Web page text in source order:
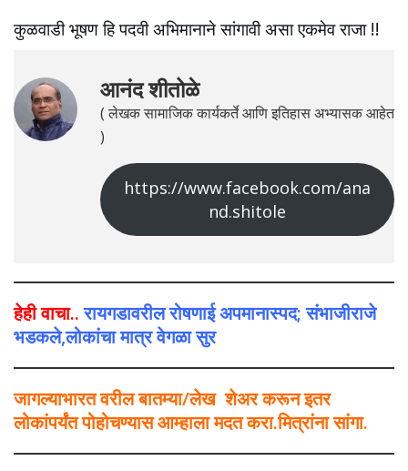
कुळवाडी भूषण हि पदवी अभिमानाने सांगावी असा एकमेव राजा !!
आनंद शीतोळे
( लेखक सामाजिक कार्यकर्ते आणि इतिहास अभ्यासक आहेत
)
https://www.facebook.com/ana
nd.shitole
हेही वाचा..रायगडावरील रोषणाई अपमानास्पद; संभाजीराजे
भडकले,लोकांचा मात्र वेगळा सुर
जागल्याभारत वरील बातम्या/लेख शेअर करून इतर
लोकांपर्यंत पोहोचण्यास आम्हाला मदत करा.मित्रांना सांगा.